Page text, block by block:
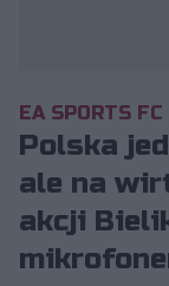
EA SPORTS FC
Polska
ale na
akcji